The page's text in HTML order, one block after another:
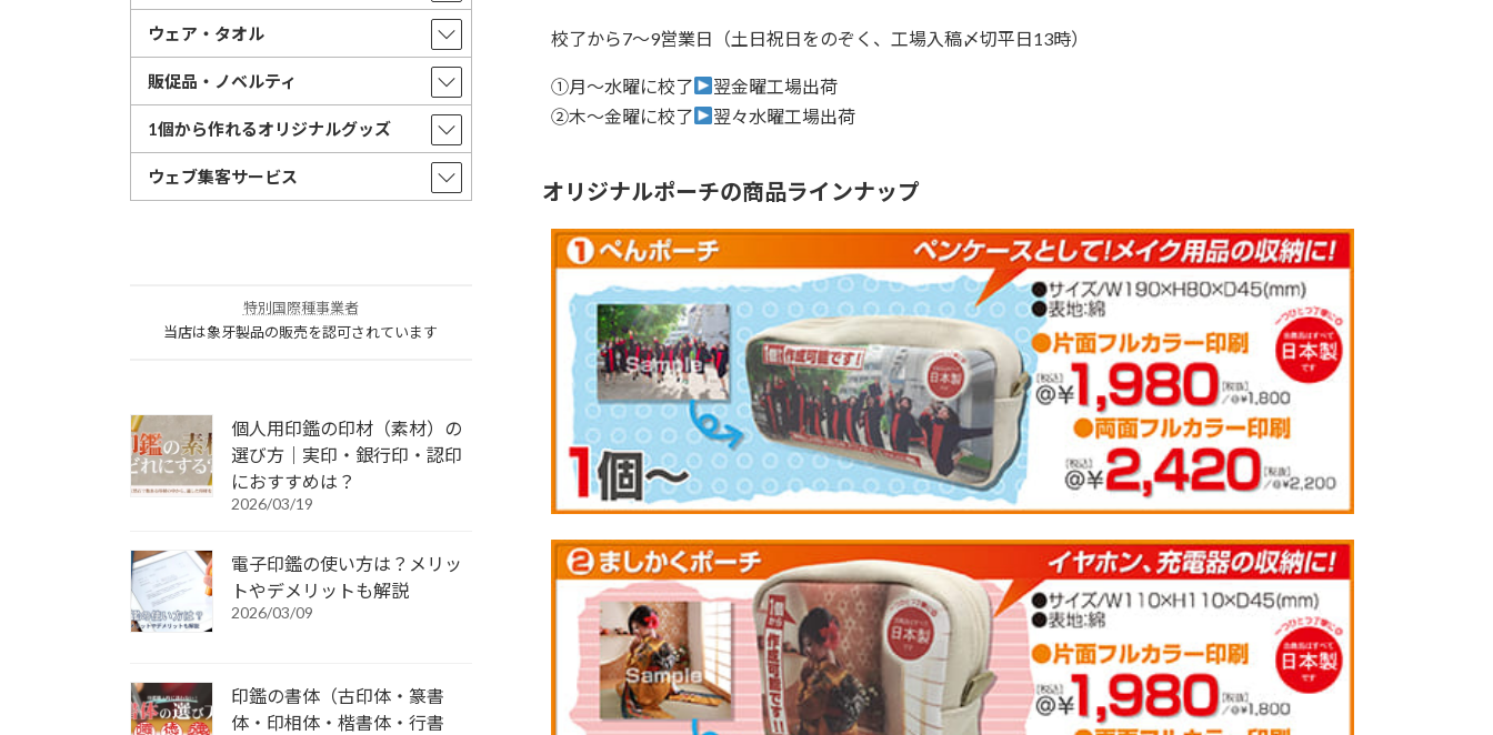
校了から7～9営業日 （土日祝日をのぞく、工場入稿〆切平日13時）
①月～水曜に校了
翌金曜工場出荷
②木～金曜に校了
翌々水曜工場出荷
オリジナルポーチの商品ラインナップ
ウェア・タオル
販促品・ノベルティ
1個から作れるオリジナルグッズ
ウェブ集客サービス
特別国際種事業者
当店は象牙製品の販売を認可されています
個人用印鑑の印材（素材）の
選び方｜実印・銀行印・認印
におすすめは？
2026/03/19
電子印鑑の使い方は？メリッ
トやデメリットも解説
2026/03/09
印鑑の書体（古印体・篆書
体・印相体・楷書体・行書